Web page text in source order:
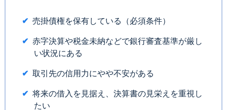
売掛債権を保有している（必須条件）
赤字決算や税金未納などで銀行審査基準が厳し
い状況にある
取引先の信用力にやや不安がある
将来の借入を見据え、決算書の見栄えを重視し
たい